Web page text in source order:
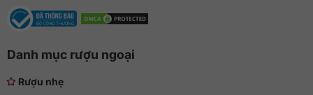
Danh mục rượu ngoại
Rượu nhẹ